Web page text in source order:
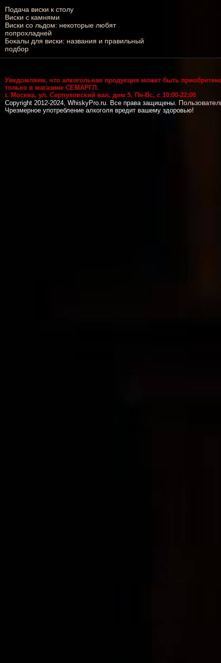
Подача виски к столу
Виски с камнями
Виски со льдом: некоторые любят
попрохладней
Бокалы для виски: названия и правильный
подбор
Уведомляем, что алкогольная продукция может быть
только в магазине СЕМАРГЛ.
г. Москва, ул. Серпуховский вал, дом 5. Пн-Вс, с 10:00-22:00
Copyright 2012-2024, WhiskyPro.ru. Все права защищены.
Чрезмерное употребление алкоголя вредит вашему здоровью!